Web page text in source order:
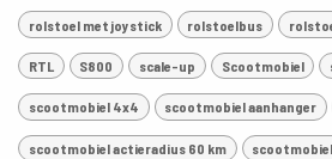
rolstoel met joystick rolstoelbus
RTL S800 scale-up Scootmobiel
scootmobiel 4x4 scootmobiel aanhanger
scootmobiel actieradius 60 km